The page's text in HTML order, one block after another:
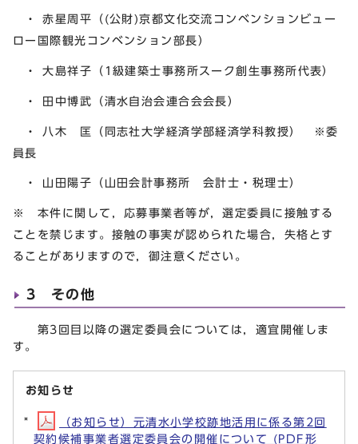
・ 赤星周平（(公財)京都文化交流コンベンションビュー
ロー国際観光コンベンション部長）
・ 大島祥子（1級建築士事務所スーク創生事務所代表）
・ 田中博武（清水自治会連合会会長）
・ 八木 匡（同志社大学経済学部経済学科教授） ※委
員長
・ 山田陽子（山田会計事務所 会計士・税理士）
※ 本件に関して，応募事業者等が，選定委員に接触する
ことを禁じます。接触の事実が認められた場合，失格とす
ることがありますので，御注意ください。
3 その他
第3回目以降の選定委員会については，適宜開催しま
す。
お知らせ
（お知らせ）元清水小学校跡地活用に係る第2回
契約候補事業者選定委員会の開催について (PDF形